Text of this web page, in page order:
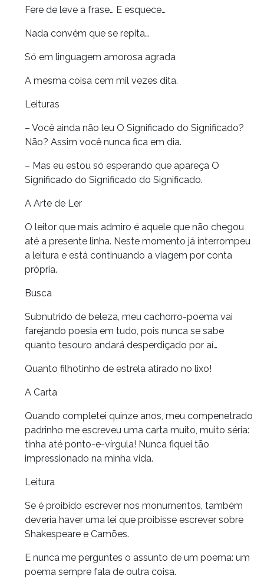
Fere de leve a frase… E esquece…
Nada convém que se repita…
Só em linguagem amorosa agrada
A mesma coisa cem mil vezes dita.
Leituras
– Você ainda não leu O Significado do Significado?
Não? Assim você nunca fica em dia.
– Mas eu estou só esperando que apareça O
Significado do Significado do Significado.
A Arte de Ler
O leitor que mais admiro é aquele que não chegou
até a presente linha. Neste momento já interrompeu
a leitura e está continuando a viagem por conta
própria.
Busca
Subnutrido de beleza, meu cachorro-poema vai
farejando poesia em tudo, pois nunca se sabe
quanto tesouro andará desperdiçado por aí…
Quanto filhotinho de estrela atirado no lixo!
A Carta
Quando completei quinze anos, meu compenetrado
padrinho me escreveu uma carta muito, muito séria:
tinha até ponto-e-vírgula! Nunca fiquei tão
impressionado na minha vida.
Leitura
Se é proibido escrever nos monumentos, também
deveria haver uma lei que proibisse escrever sobre
Shakespeare e Camões.
E nunca me perguntes o assunto de um poema: um
poema sempre fala de outra coisa.